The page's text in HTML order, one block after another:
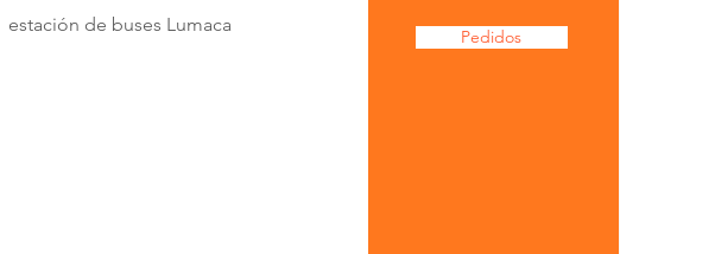
estación de buses Lumaca
Pedidos